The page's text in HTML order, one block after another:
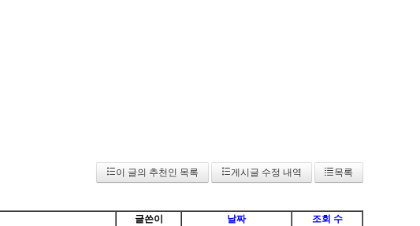
이 글의 추천인 목록
게시글 수정 내역 목록
글쓴이 날짜
조회 수